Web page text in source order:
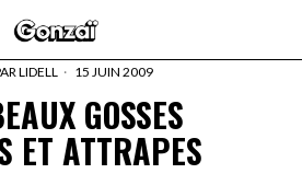
LIDELL 15 JUIN 2009
GOSSES
ET ATTRAPES